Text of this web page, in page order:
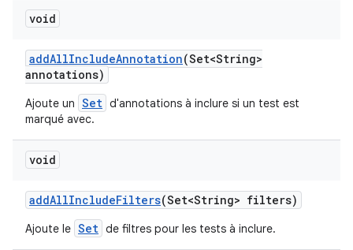
void
addAllIncludeAnnotation(Set<String>
annotations)
Ajoute un Set d'annotations à inclure si un test est
marqué avec.
void
addAllIncludeFilters(Set<String> filters)
Ajoute le Set de filtres pour les tests à inclure.